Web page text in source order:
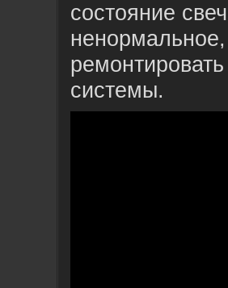
состояние
системы.